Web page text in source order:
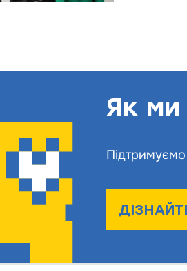
Як
Підтримуємо